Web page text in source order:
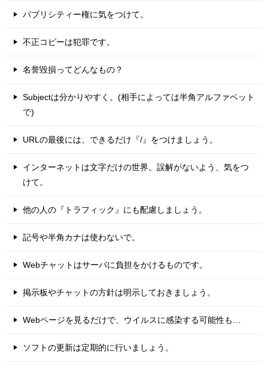
パブリシティー権に気をつけて。
不正コピーは犯罪です。
名誉毀損ってどんなもの？
Subjectは分かりやすく。(相手によっては半角アルファベット
で)
URLの最後には、できるだけ『/』をつけましょう。
インターネットは文字だけの世界。誤解がないよう、気をつ
けて。
他の人の『トラフィック』にも配慮しましょう。
記号や半角カナは使わないで。
Webチャットはサーバに負担をかけるものです。
掲示板やチャットの方針は明示しておきましょう。
Webページを見るだけで、ウイルスに感染する可能性も…
ソフトの更新は定期的に行いましょう。